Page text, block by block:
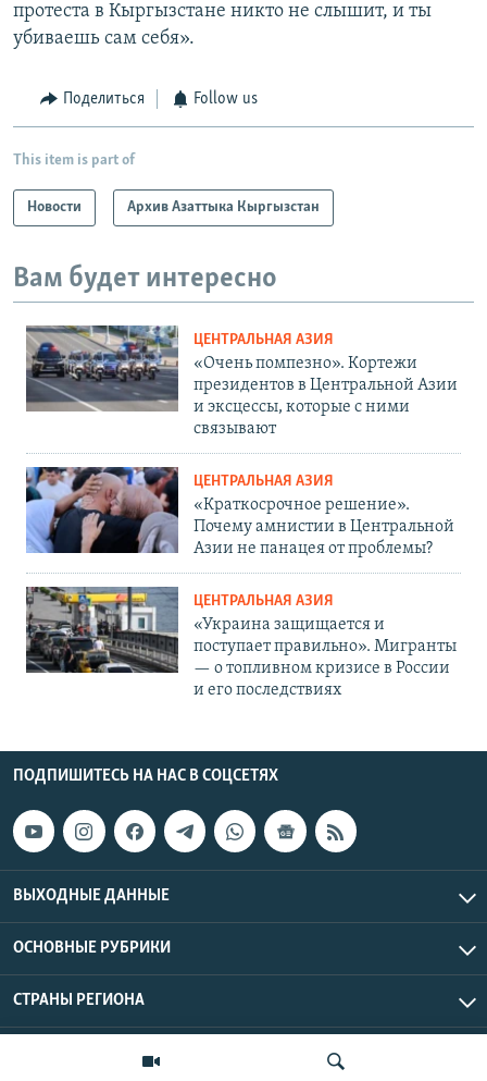
протеста в Кыргызстане никто не слышит, и ты
убиваешь сам себя».
Поделиться Follow us
This item is part of
Новости Архив Азаттыка Кыргызстан
Вам будет интересно
ЦЕНТРАЛЬНАЯ АЗИЯ
«Очень помпезно». Кортежи
президентов в Центральной Азии
и эксцессы, которые с ними
связывают
ЦЕНТРАЛЬНАЯ АЗИЯ
«Краткосрочное решение».
Почему амнистии в Центральной
Азии не панацея от проблемы?
ЦЕНТРАЛЬНАЯ АЗИЯ
«Украина защищается и
поступает правильно». Мигранты
— о топливном кризисе в России
и его последствиях
ПОДПИШИТЕСЬ НА НАС В СОЦСЕТЯХ
ВЫХОДНЫЕ ДАННЫЕ
ОСНОВНЫЕ РУБРИКИ
СТРАНЫ РЕГИОНА
Азаттык Азия © 2026 RFE/RL, Inc. | Все права защищены.